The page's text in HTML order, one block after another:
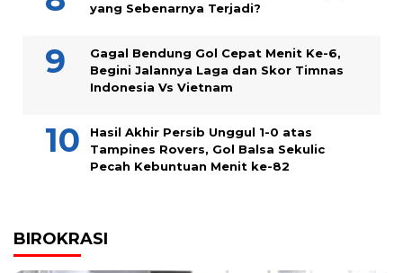
yang Sebenarnya Terjadi?
Gagal Bendung Gol Cepat Menit Ke-6,
Begini Jalannya Laga dan Skor Timnas
Indonesia Vs Vietnam
Hasil Akhir Persib Unggul 1-0 atas
Tampines Rovers, Gol Balsa Sekulic
Pecah Kebuntuan Menit ke-82
BIROKRASI